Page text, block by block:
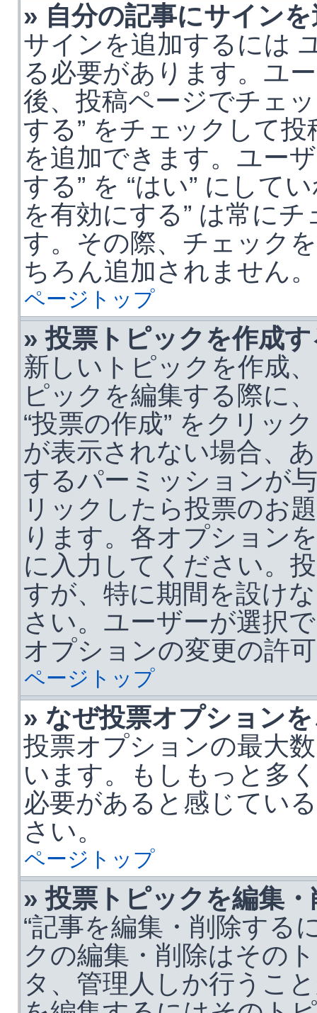
» 自分の記事にサイン
サインを追加するには
る必要があります。ユ
後、投稿ページでチェ
する” をチェックして
を追加できます。ユー
する” を “はい” にして
を有効にする” は常に
す。その際、チェック
ちろん追加されません。
ページトップ
» 投票トピックを作成
新しいトピックを作成
ピックを編集する際に
“投票の作成” をクリッ
が表示されない場合、
するパーミッションが
リックしたら投票のお
ります。各オプション
に入力してください。
すが、特に期間を設け
さい。ユーザーが選択
オプションの変更の許
ページトップ
» なぜ投票オプション
投票オプションの最大
います。もしもっと多
必要があると感じてい
さい。
ページトップ
» 投票トピックを編集
“記事を編集・削除する
クの編集・削除はその
タ、管理人しか行うこ